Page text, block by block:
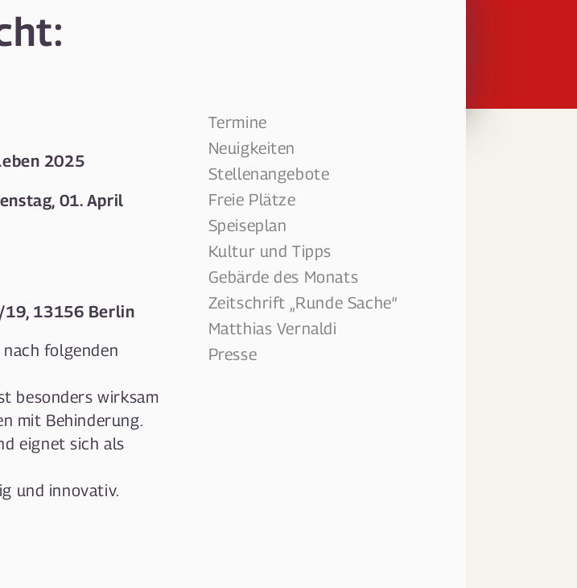
2025
01. April
13156 Berlin
folgenden
besonders wirksam
mit Behinderung.
eignet sich als
und innovativ.
Termine
Neuigkeiten
Stellenangebote
Freie Plätze
Speiseplan
Kultur und Tipps
Gebärde des Monats
Zeitschrift „Runde Sache“
Matthias Vernaldi
Presse